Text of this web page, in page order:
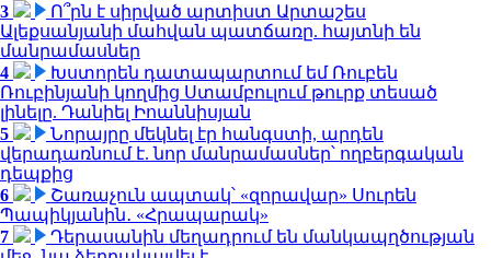
3
Ո՞րն է սիրված արտիստ Արտաշես
Ալեքսանյանի մահվան պատճառը. հայտնի են
մանրամասներ
4
Խստորեն դատապարտում եմ Ռուբեն
Ռուբինյանի կողմից Ստամբուլում թուրք տեսած
լինելը. Դանիել Իոաննիսյան
5
Նորայրը մեկնել էր հանգստի, արդեն
վերադառնում է. նոր մանրամասներ՝ ողբերգական
դեպքից
6
Շառաչուն ապտակ՝ «զորավար» Սուրեն
Պապիկյանին․ «Հրապարակ»
7
Դերասանին մեղադրում են մանկապղծության